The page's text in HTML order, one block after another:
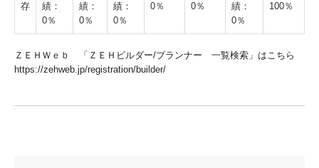
存
績：
0％
績：
0％
績：
0％
0％
0％
績：
0％
100％
ＺＥＨＷｅｂ
「ＺＥＨビルダー/プランナー 一覧検索」はこちら
https://zehweb.jp/registration/builder/